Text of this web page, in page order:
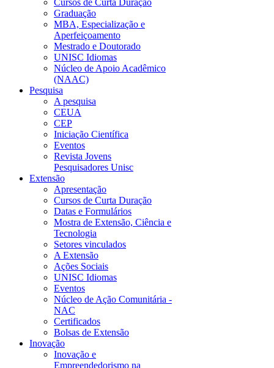
Cursos de Curta Duração
Graduação
MBA, Especialização e
Aperfeiçoamento
Mestrado e Doutorado
UNISC Idiomas
Núcleo de Apoio Acadêmico
(NAAC)
Pesquisa
A pesquisa
CEUA
CEP
Iniciação Científica
Eventos
Revista Jovens
Pesquisadores Unisc
Extensão
Apresentação
Cursos de Curta Duração
Datas e Formulários
Mostra de Extensão, Ciência e
Tecnologia
Setores vinculados
A Extensão
Ações Sociais
UNISC Idiomas
Eventos
Núcleo de Ação Comunitária -
NAC
Certificados
Bolsas de Extensão
Inovação
Inovação e
Empreendedorismo na